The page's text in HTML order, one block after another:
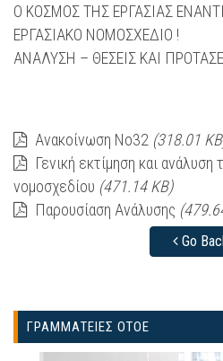
Ο ΚΟΣΜΟΣ ΤΗΣ ΕΡΓΑΣΙΑΣ
ΕΡΓΑΣΙΑΚΟ ΝΟΜΟΣΧΕΔΙΟ !
ΑΝΑΛΥΣΗ – ΘΕΣΕΙΣ ΚΑΙ
Ανακοίνωση Νο32 (318.01
Γενική εκτίμηση και ανάλυση
νομοσχεδίου (471.14 KB)
Παρουσίαση Ανάλυσης
Go
ΓΡΑΜΜΑΤΕΙΕΣ ΟΤΟΕ